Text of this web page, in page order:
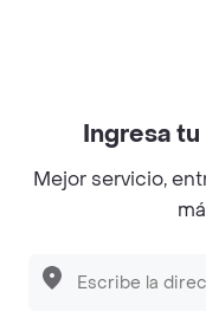
Empanaditas de
Desayunadero de la 42
Sopitas y Frijoladas
Ingresa
Mejor servicio,